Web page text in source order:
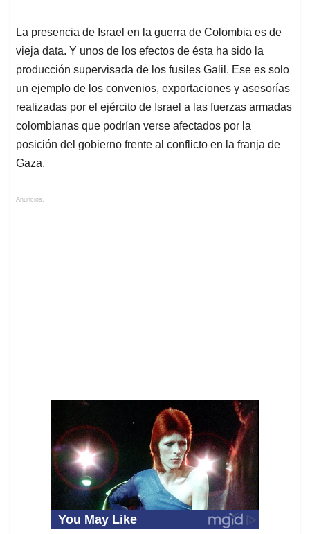
La presencia de Israel en la guerra de Colombia es de
vieja data. Y unos de los efectos de ésta ha sido la
producción supervisada de los fusiles Galil. Ese es solo
un ejemplo de los convenios, exportaciones y asesorías
realizadas por el ejército de Israel a las fuerzas armadas
colombianas que podrían verse afectados por la
posición del gobierno frente al conflicto en la franja de
Gaza.
Anuncios.